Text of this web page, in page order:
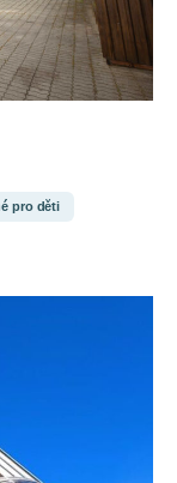
pro děti